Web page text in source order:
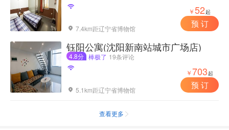

 7.4km距辽宁省博物馆
￥52起
预 订
钰阳公寓(沈阳新南站城市广场店)
4.8分 棒极了 19条评论

 5.1km距辽宁省博物馆
￥703起
预 订
查看更多 